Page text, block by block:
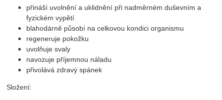
přináší uvolnění a uklidnění při nadměrném duševním a
fyzickém vypětí
blahodárně působí na celkovou kondici organismu
regeneruje pokožku
uvolňuje svaly
navozuje příjemnou náladu
přivolává zdravý spánek
Složení: